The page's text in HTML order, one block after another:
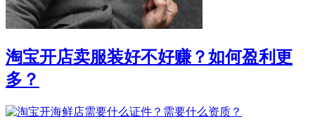
淘宝开店卖服装好不好赚？如何盈利更
多？